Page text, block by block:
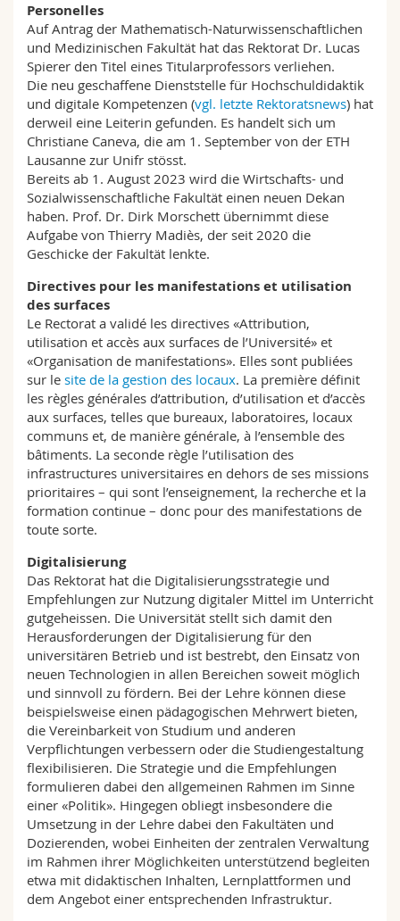
Personelles
Auf Antrag der Mathematisch-Naturwissenschaftlichen
und Medizinischen Fakultät hat das Rektorat Dr. Lucas
Spierer den Titel eines Titularprofessors verliehen.
Die neu geschaffene Dienststelle für Hochschuldidaktik
und digitale Kompetenzen (vgl. letzte Rektoratsnews) hat
derweil eine Leiterin gefunden. Es handelt sich um
Christiane Caneva, die am 1. September von der ETH
Lausanne zur Unifr stösst.
Bereits ab 1. August 2023 wird die Wirtschafts- und
Sozialwissenschaftliche Fakultät einen neuen Dekan
haben. Prof. Dr. Dirk Morschett übernimmt diese
Aufgabe von Thierry Madiès, der seit 2020 die
Geschicke der Fakultät lenkte.
Directives pour les manifestations et utilisation
des surfaces
Le Rectorat a validé les directives «Attribution,
utilisation et accès aux surfaces de l’Université» et
«Organisation de manifestations». Elles sont publiées
sur le site de la gestion des locaux. La première définit
les règles générales d’attribution, d’utilisation et d’accès
aux surfaces, telles que bureaux, laboratoires, locaux
communs et, de manière générale, à l’ensemble des
bâtiments. La seconde règle l’utilisation des
infrastructures universitaires en dehors de ses missions
prioritaires – qui sont l’enseignement, la recherche et la
formation continue – donc pour des manifestations de
toute sorte.
Digitalisierung
Das Rektorat hat die Digitalisierungsstrategie und
Empfehlungen zur Nutzung digitaler Mittel im Unterricht
gutgeheissen. Die Universität stellt sich damit den
Herausforderungen der Digitalisierung für den
universitären Betrieb und ist bestrebt, den Einsatz von
neuen Technologien in allen Bereichen soweit möglich
und sinnvoll zu fördern. Bei der Lehre können diese
beispielsweise einen pädagogischen Mehrwert bieten,
die Vereinbarkeit von Studium und anderen
Verpflichtungen verbessern oder die Studiengestaltung
flexibilisieren. Die Strategie und die Empfehlungen
formulieren dabei den allgemeinen Rahmen im Sinne
einer «Politik». Hingegen obliegt insbesondere die
Umsetzung in der Lehre dabei den Fakultäten und
Dozierenden, wobei Einheiten der zentralen Verwaltung
im Rahmen ihrer Möglichkeiten unterstützend begleiten
etwa mit didaktischen Inhalten, Lernplattformen und
dem Angebot einer entsprechenden Infrastruktur.